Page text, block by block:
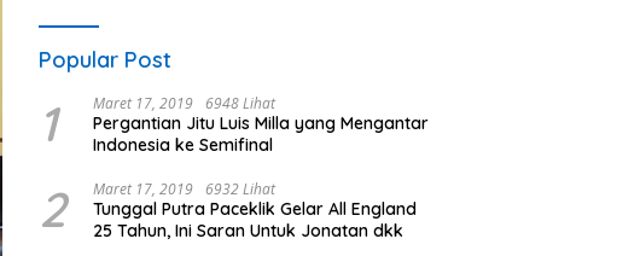
Popular Post
1 Maret 17, 2019 6948 Lihat
Pergantian Jitu Luis Milla yang Mengantar
Indonesia ke Semifinal
2 Maret 17, 2019 6932 Lihat
Tunggal Putra Paceklik Gelar All England
25 Tahun, Ini Saran Untuk Jonatan dkk